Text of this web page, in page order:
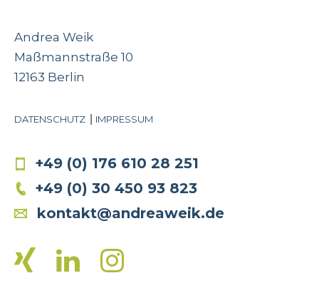
Andrea Weik
Maßmannstraße 10
12163 Berlin
DATENSCHUTZ IMPRESSUM
+49 (0) 176 610 28 251
+49 (0) 30 450 93 823
kontakt@andreaweik.de